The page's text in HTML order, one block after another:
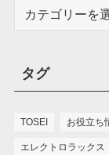
ー
タグ
TOSEI お役立ち
エレクトロラックス